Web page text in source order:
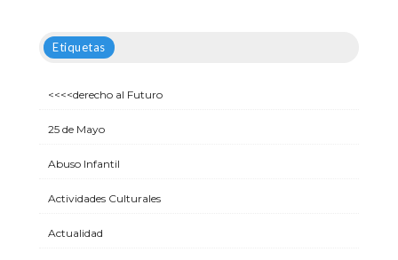
Etiquetas
<<<<derecho al Futuro
25 de Mayo
Abuso Infantil
Actividades Culturales
Actualidad